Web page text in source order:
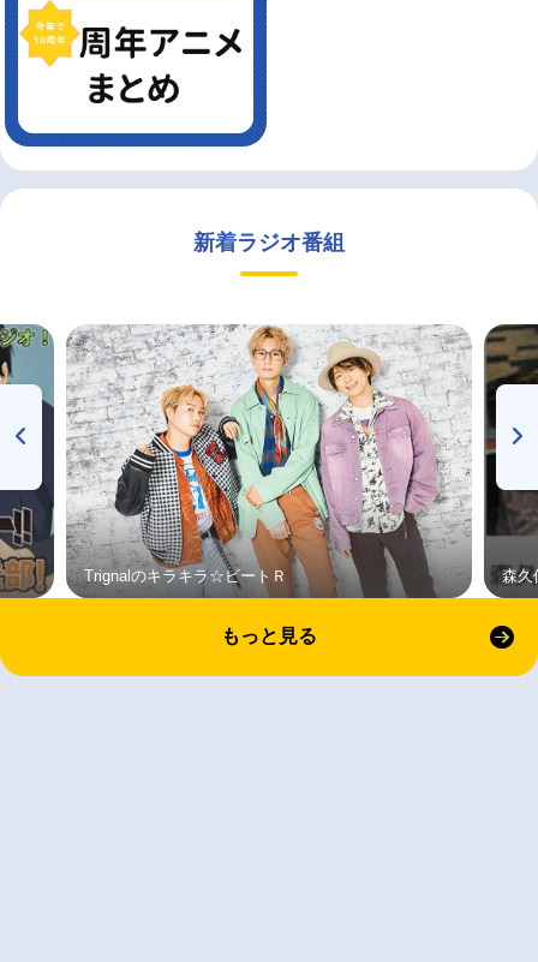
新着ラジオ番組
Trignalのキラキラ☆ビートＲ 森久
もっと見る